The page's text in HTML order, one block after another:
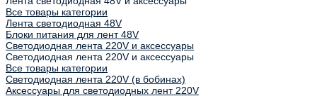
Все товары категории
Лента светодиодная 48V
Блоки питания для лент 48V
Светодиодная лента 220V и аксессуары
Светодиодная лента 220V и аксессуары
Все товары категории
Светодиодная лента 220V (в бобинах)
Аксессуары для светодиодных лент 220V